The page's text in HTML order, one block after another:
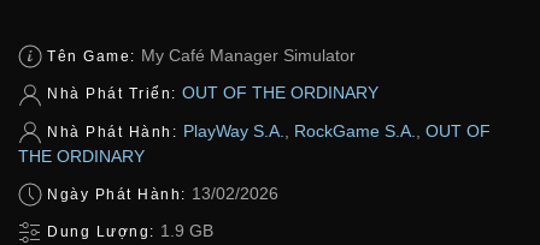
Tên Game: My Café Manager Simulator
Nhà Phát Triển: OUT OF THE ORDINARY
Nhà Phát Hành: PlayWay S.A. RockGame S.A.
OUT OF
THE ORDINARY
Ngày Phát Hành: 13/02/2026
Dung Lượng: 1.9 GB